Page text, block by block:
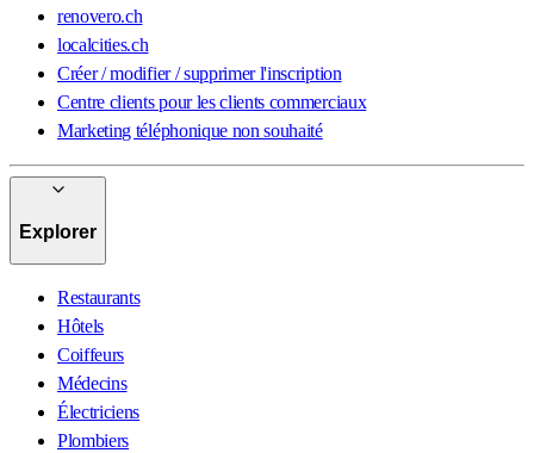
renovero.ch
localcities.ch
Créer / modifier / supprimer l'inscription
Centre clients pour les clients commerciaux
Marketing téléphonique non souhaité
Explorer
Restaurants
Hôtels
Coiffeurs
Médecins
Électriciens
Plombiers